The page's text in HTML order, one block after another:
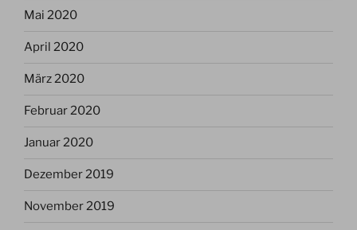
Mai 2020
April 2020
März 2020
Februar 2020
Januar 2020
Dezember 2019
November 2019